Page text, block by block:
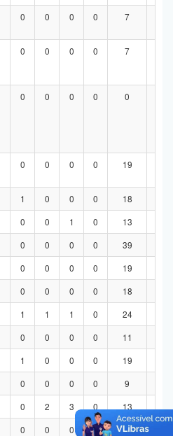
0 0 0 0 7
0 0 0 0 7
0 0 0 0 0
0 0 0 0 19
1 0 0 0 18
0 0 1 0 13
0 0 0 0 39
0 0 0 0 19
0 0 0 0 18
1 1 1 0 24
0 0 0 0 11
1 0 0 0 19
0 0 0 0 9
0 2 3 0 13
0 0 0 0 12